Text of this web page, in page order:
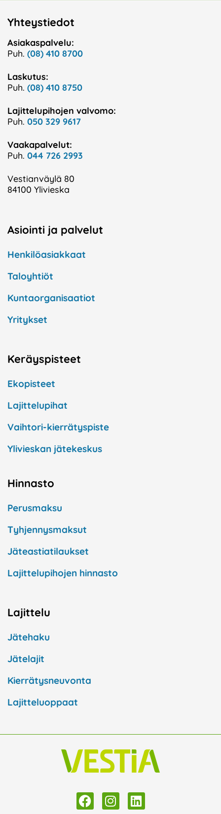
Yhteystiedot
Asiakaspalvelu:
Puh. (08) 410 8700
Laskutus:
Puh. (08) 410 8750
Lajittelupihojen valvomo:
Puh. 050 329 9617
Vaakapalvelut:
Puh. 044 726 2993
Vestianväylä 80
84100 Ylivieska
Asiointi ja palvelut
Henkilöasiakkaat
Taloyhtiöt
Kuntaorganisaatiot
Yritykset
Keräyspisteet
Ekopisteet
Lajittelupihat
Vaihtori-kierrätyspiste
Ylivieskan jätekeskus
Hinnasto
Perusmaksu
Tyhjennysmaksut
Jäteastiatilaukset
Lajittelupihojen hinnasto
Lajittelu
Jätehaku
Jätelajit
Kierrätysneuvonta
Lajitteluoppaat
a
n
i